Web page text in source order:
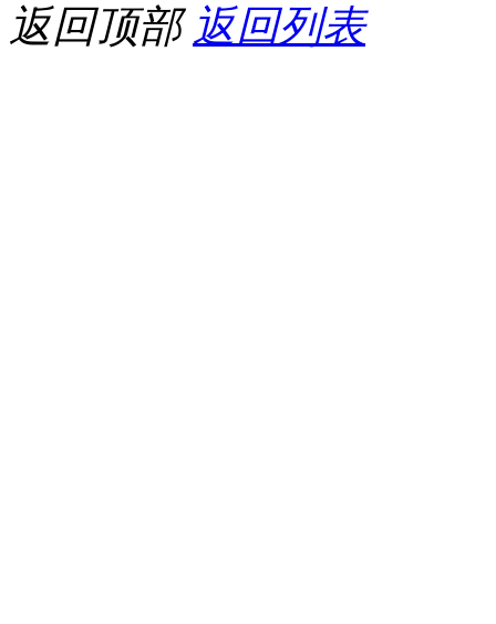
返回顶部 返回列表